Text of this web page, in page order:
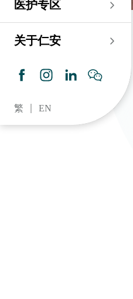
老人科
血液及血液肿瘤科
耳鼻喉科
儿科
心理卫生服务 / 精神科
伤口及造口专科护理服
药房​
内分泌及糖尿专科诊
仁安眼科中心
医护专区
关于仁安
繁 EN